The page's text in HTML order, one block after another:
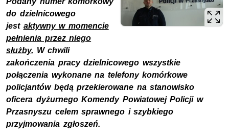
do dzielnicowego
jest aktywny w momencie
pełnienia przez niego
służby. W chwili
zakończenia pracy dzielnicowego wszystkie
połączenia wykonane na telefony komórkowe
policjantów będą przekierowane na stanowisko
oficera dyżurnego Komendy Powiatowej Policji w
Przasnyszu celem sprawnego i szybkiego
przyjmowania zgłoszeń.